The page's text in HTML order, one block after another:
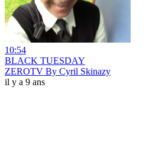
10:54
BLACK TUESDAY
ZEROTV By Cyril Skinazy
il y a 9 ans